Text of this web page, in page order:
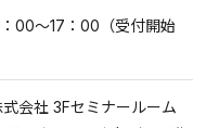
00～17：00（受付開始
会社 3Fセミナールーム